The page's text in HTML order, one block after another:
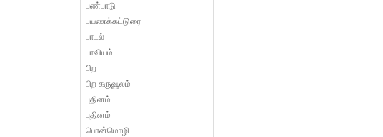
பண்பாடு
பயணக்கட்டுரை
பாடல்
பாவியம்
பிற
பிற கருவூலம்
புதினம்
புதினம்
பொன்மொழி